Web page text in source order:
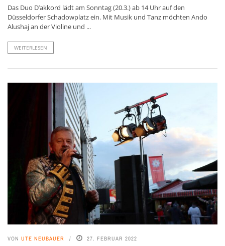
Das Duo D’akkord lädt am Sonntag (20.3.) ab 14 Uhr auf den
Düsseldorfer Schadowplatz ein. Mit Musik und Tanz möchten Ando
Alushaj an der Violine und ...
WEITERLESEN
VON UTE NEUBAUER 27. FEBRUAR 2022